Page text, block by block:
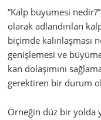
“Kalp büyümesi
olarak adlandırılan
biçimde kalınlaşması
genişlemesi ve
kan dolaşımını
gerektiren bir durum
Örneğin düz bir yolda